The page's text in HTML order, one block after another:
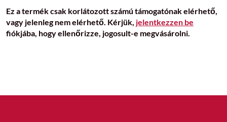
Ez a termék csak korlátozott számú támogatónak elérhető,
vagy jelenleg nem elérhető. Kérjük, jelentkezzen be
fiókjába, hogy ellenőrizze, jogosult-e megvásárolni.